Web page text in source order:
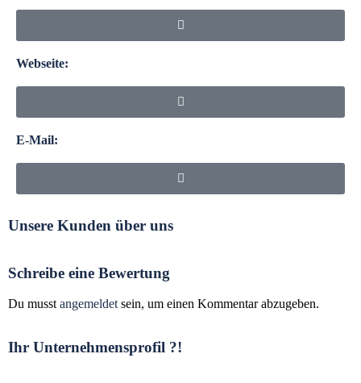
Webseite:
E-Mail:
Unsere Kunden über uns
Schreibe eine Bewertung
Du musstangemeldetsein, um einen Kommentar abzugeben.
Ihr Unternehmensprofil ?!